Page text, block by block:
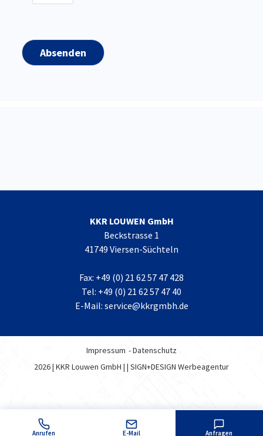
Absenden
KKR LOUWEN GmbH
Beckstrasse 1
41749 Viersen-Süchteln
Fax: +49 (0) 21 62 57 47 428
Tel: +49 (0) 21 62 57 47 40
E-Mail: service@kkrgmbh.de
Impressum
Datenschutz
2026 | KKR Louwen GmbH | | SIGN+DESIGN Werbeagentur
Anrufen E-Mail Anfragen